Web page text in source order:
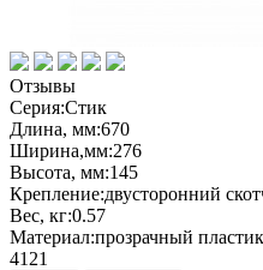
Отзывы
Серия:Стик
Длина, мм:670
Ширина,мм:276
Высота, мм:145
Крепление:двусторонний
Вес, кг:0.57
Материал:прозрачный пластик
4121